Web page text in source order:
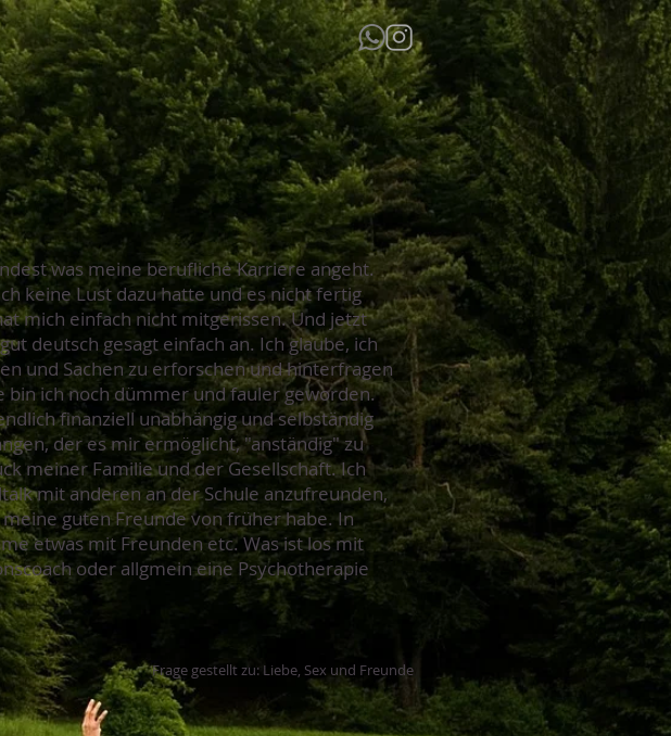
was meine berufliche Karriere angeht.
keine Lust dazu hatte und es nicht fertig
mich einfach nicht mitgerissen. Und jetzt
deutsch gesagt einfach an. Ich glaube, ich
und Sachen zu erforschen und hinterfragen
bin ich noch dümmer und fauler geworden.
finanziell unabhängig und selbständig
der es mir ermöglicht, "anständig" zu
meiner Familie und der Gesellschaft. Ich
mit anderen an der Schule anzufreunden,
guten Freunde von früher habe. In
etwas mit Freunden etc. Was ist los mit
oder allgmein eine Psychotherapie
Frage gestellt zu: Liebe, Sex und Freunde